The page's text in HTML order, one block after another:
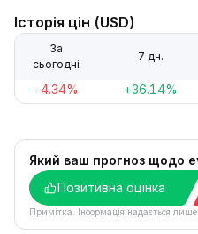
Історія цін (USD)
За
сьогодні
7 дн.
-4.34% +36.14%
Який ваш прогноз щодо
Позитивна оцінка
Примітка. Інформація надається лише